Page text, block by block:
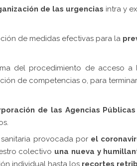
de las urgencias intra y
de medidas efectivas para la
del procedimiento de acceso a
de competencias o, para terminar,
de las Agencias Públicas
sanitaria provocada por el
colectivo una nueva y
individual hasta los recortes